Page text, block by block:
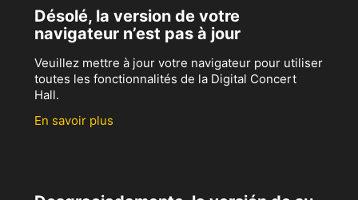
Désolé, la version de votre
navigateur n’est pas à jour
Veuillez mettre à jour votre navigateur pour utiliser
toutes les fonctionnalités de la Digital Concert
Hall.
En savoir plus